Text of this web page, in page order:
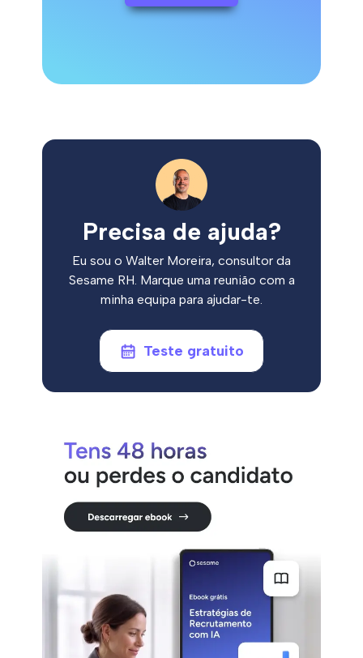
Precisa de ajuda?
Eu sou o Walter Moreira, consultor da
Sesame RH. Marque uma reunião com a
minha equipa para ajudar-te.
Teste gratuito